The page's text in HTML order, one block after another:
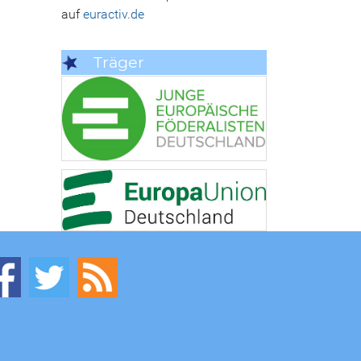
aufeuractiv.de
Träger